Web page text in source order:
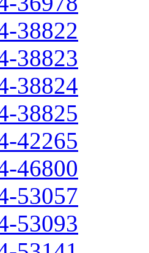
38822
38823
38824
38825
42265
46800
53057
53093